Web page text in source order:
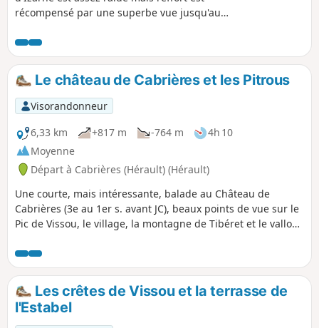
récompensé par une superbe vue jusqu'aux
sur les crêtes demande un peu d'attention
mais sans passage vertigineux. Le reste du
parcours est sans difficulté.
Le château de Cabrières et les Pitrous
Visorandonneur
6,33 km
+817 m -764 m
4h 10
Moyenne
Départ à Cabrières (Hérault) (Hérault)
Une courte, mais intéressante, balade au Château de
Cabrières (3e au 1er s. avant JC), beaux points de vue sur le
Pic de Vissou, le village, la montagne de Tibéret et le vallon
Cabrières Estabel.
Les crêtes de Vissou et la terrasse de
l'Estabel